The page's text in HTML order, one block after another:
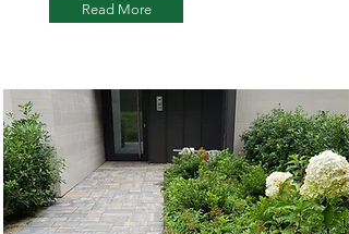
Read More